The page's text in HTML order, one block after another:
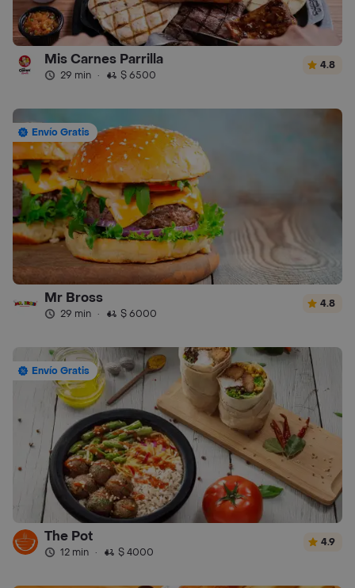
Mis Carnes Parrilla
29 min · $ 6500
4.8
Envío Gratis
Mr Bross
29 min · $ 6000
4.8
Envío Gratis
The Pot
12 min · $ 4000
4.9